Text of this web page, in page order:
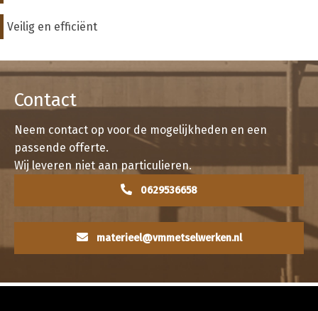
Veilig en efficiënt
Contact
Neem contact op voor de mogelijkheden en een
passende offerte.
Wij leveren niet aan particulieren.
0629536658
materieel@vmmetselwerken.nl